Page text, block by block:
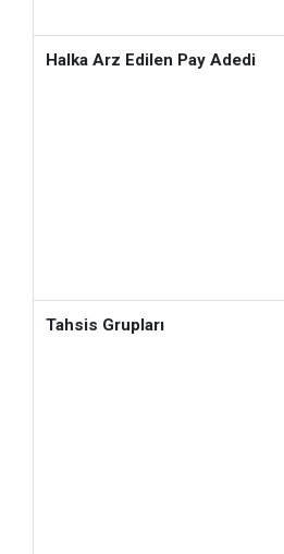
Halka Arz Edilen Pay Adedi
Tahsis Grupları